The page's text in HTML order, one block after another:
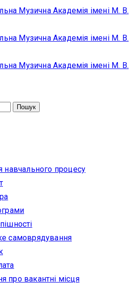
навчального процесу
самоврядування
про вакантні місця